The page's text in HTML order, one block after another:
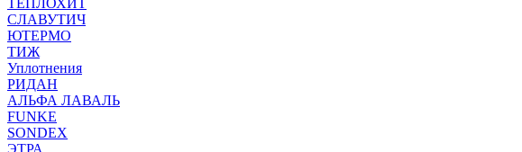
ТЕПЛОХИТ
СЛАВУТИЧ
ЮТЕРМО
ТИЖ
Уплотнения
РИДАН
АЛЬФА ЛАВАЛЬ
FUNKE
SONDEX
ЭТРА